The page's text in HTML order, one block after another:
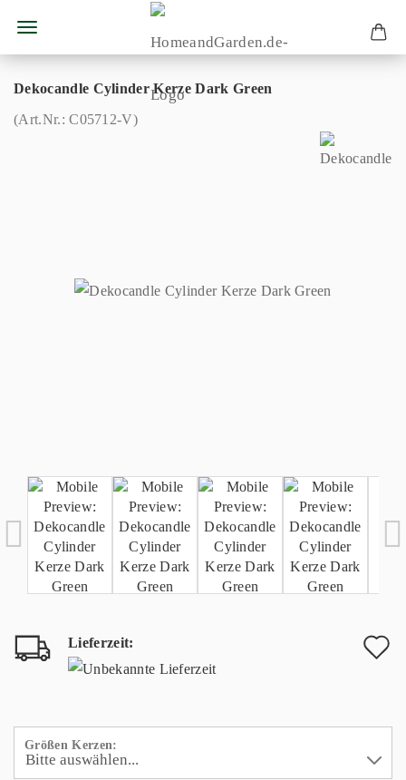
Dekocandle Cylinder Kerze Dark Green
(Art.Nr.:C05712-V)
Lieferzeit:
Größen Kerzen: